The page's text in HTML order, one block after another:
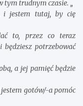
tym trudnym czasie. „
i jestem tutaj, by cię
to, przez co teraz
będziesz potrzebować
a jej pamięć będzie
jestem gotów/-a pomóc